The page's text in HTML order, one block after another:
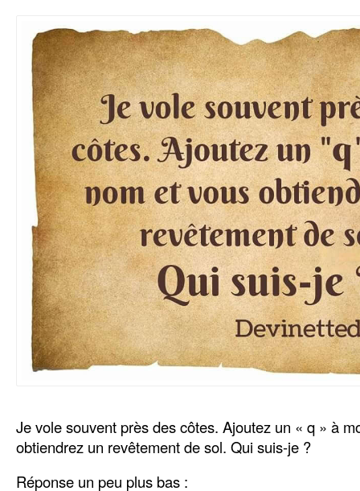
Je vole souvent près des côtes. Ajoutez un « q » à
obtiendrez un revêtement de sol. Qui suis-je ?
Réponse un peu plus bas :